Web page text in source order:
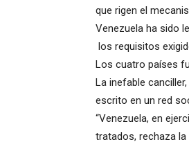
que rigen el
Venezuela ha sido
los requisitos
Los cuatro países
La inefable
escrito en un red
“Venezuela, en
tratados, rechaza la